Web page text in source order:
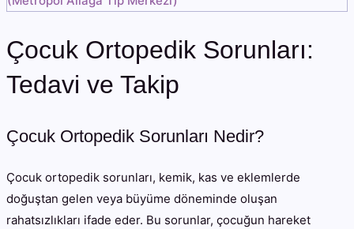
Çocuk Ortopedik Sorunları:
Tedavi ve Takip
Çocuk Ortopedik Sorunları Nedir?
Çocuk ortopedik sorunları, kemik, kas ve eklemlerde
doğuştan gelen veya büyüme döneminde oluşan
rahatsızlıkları ifade eder. Bu sorunlar, çocuğun hareket